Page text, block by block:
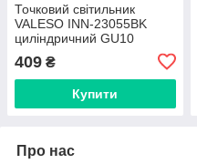
Точковий світильник
VALESO INN-23055BK
циліндричний GU10
409 ₴
Купити
Про нас